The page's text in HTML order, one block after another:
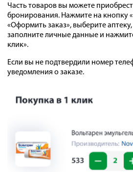
Часть товаров вы можете
бронирования. Нажмите на кнопку
«Оформить заказ», выберите
заполните личные данные и
клик».
Если вы не подтвердили номер
уведомления о заказе.